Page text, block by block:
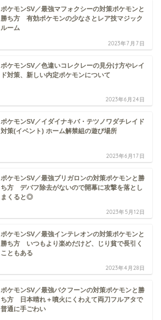
ポケモンSV／最強マフォクシーの対策ポケモンと
勝ち方 有効ポケモンの少なさとレア技マジック
ルーム
2023年7月7日
ポケモンSV／色違いコレクレーの見分け方やレイ
ド対策、新しい内定ポケモンについて
2023年6月24日
ポケモンSV／イダイナキバ・テツノワダチレイド
対策(イベント) ホーム解禁組の遊び場所
2023年6月17日
ポケモンSV／最強ブリガロンの対策ポケモンと勝
ち方 デバフ除去がないので開幕に攻撃を落とし
まくると◎
2023年5月12日
ポケモンSV／最強インテレオンの対策ポケモンと
勝ち方 いつもより楽めだけど、じり貧で長引く
こともある
2023年4月28日
ポケモンSV／最強バクフーンの対策ポケモンと勝
ち方 日本晴れ＋噴火にくわえて両刀フルアタで
普通に手ごわい